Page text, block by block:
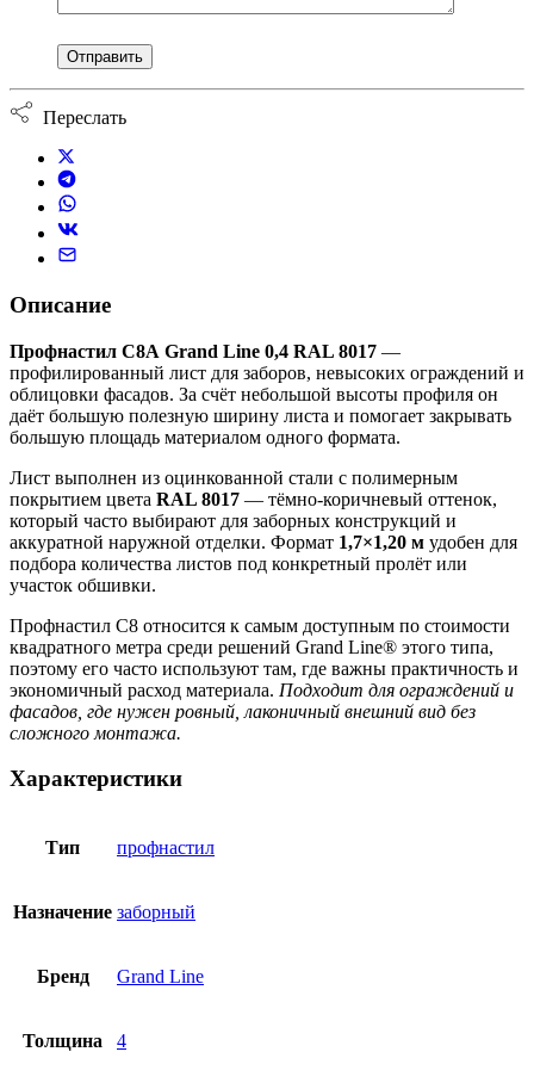
Переслать
Описание
Профнастил С8А Grand Line 0,4 RAL 8017 —
профилированный лист для заборов, невысоких ограждений и
облицовки фасадов. За счёт небольшой высоты профиля он
даёт большую полезную ширину листа и помогает закрывать
большую площадь материалом одного формата.
Лист выполнен из оцинкованной стали с полимерным
покрытием цвета RAL 8017 — тёмно-коричневый оттенок,
который часто выбирают для заборных конструкций и
аккуратной наружной отделки. Формат 1,7×1,20 м удобен для
подбора количества листов под конкретный пролёт или
участок обшивки.
Профнастил С8 относится к самым доступным по стоимости
квадратного метра среди решений Grand Line® этого типа,
поэтому его часто используют там, где важны практичность и
экономичный расход материала. Подходит для ограждений и
фасадов, где нужен ровный, лаконичный внешний вид без
сложного монтажа.
Характеристики
Тип профнастил
Назначение заборный
Бренд Grand Line
Толщина 4